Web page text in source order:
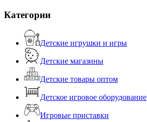
Категории
Детские игрушки и игры
Детские магазины
Детские товары оптом
Детское игровое оборудование
Игровые приставки